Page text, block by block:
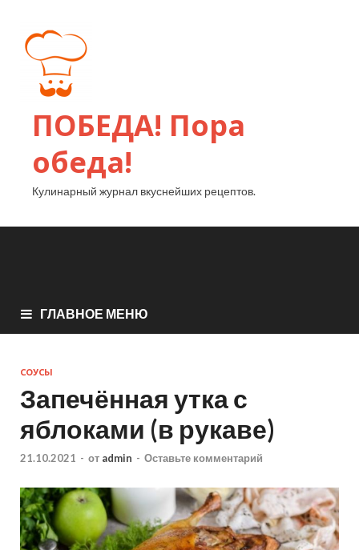
ПОБЕДА! Пора
обеда!
Кулинарный журнал вкуснейших рецептов.
ГЛАВНОЕ МЕНЮ
СОУСЫ
Запечённая утка с
яблоками (в рукаве)
21.10.2021 - от admin - Оставьте комментарий